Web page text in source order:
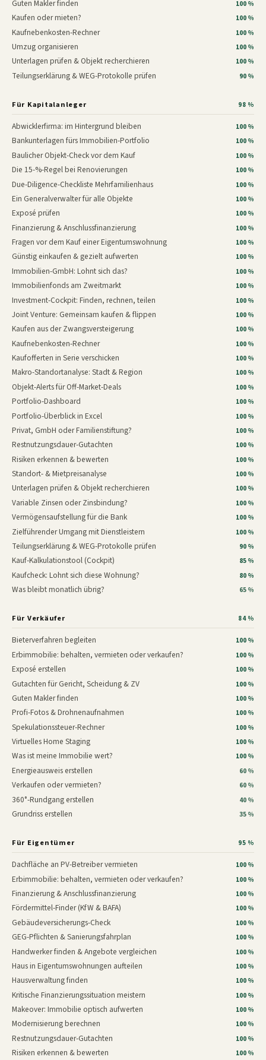
Guten Makler finden 100 %
Kaufen oder mieten? 100 %
Kaufnebenkosten-Rechner 100 %
Umzug organisieren 100 %
Unterlagen prüfen & Objekt recherchieren 100 %
Teilungserklärung & WEG-Protokolle prüfen 90 %
Für Kapitalanleger 98 %
Abwicklerfirma: im Hintergrund bleiben 100 %
Bankunterlagen fürs Immobilien-Portfolio 100 %
Baulicher Objekt-Check vor dem Kauf 100 %
Die 15-%-Regel bei Renovierungen 100 %
Due-Diligence-Checkliste Mehrfamilienhaus 100 %
Ein Generalverwalter für alle Objekte 100 %
Exposé prüfen 100 %
Finanzierung & Anschlussfinanzierung 100 %
Fragen vor dem Kauf einer Eigentumswohnung 100 %
Günstig einkaufen & gezielt aufwerten 100 %
Immobilien-GmbH: Lohnt sich das? 100 %
Immobilienfonds am Zweitmarkt 100 %
Investment-Cockpit: Finden, rechnen, teilen 100 %
Joint Venture: Gemeinsam kaufen & flippen 100 %
Kaufen aus der Zwangsversteigerung 100 %
Kaufnebenkosten-Rechner 100 %
Kaufofferten in Serie verschicken 100 %
Makro-Standortanalyse: Stadt & Region 100 %
Objekt-Alerts für Off-Market-Deals 100 %
Portfolio-Dashboard 100 %
Portfolio-Überblick in Excel 100 %
Privat, GmbH oder Familienstiftung? 100 %
Restnutzungsdauer-Gutachten 100 %
Risiken erkennen & bewerten 100 %
Standort- & Mietpreisanalyse 100 %
Unterlagen prüfen & Objekt recherchieren 100 %
Variable Zinsen oder Zinsbindung? 100 %
Vermögensaufstellung für die Bank 100 %
Zielführender Umgang mit Dienstleistern 100 %
Teilungserklärung & WEG-Protokolle prüfen 90 %
Kauf-Kalkulationstool (Cockpit) 85 %
Kaufcheck: Lohnt sich diese Wohnung? 80 %
Was bleibt monatlich übrig? 65 %
Für Verkäufer 84 %
Bieterverfahren begleiten 100 %
Erbimmobilie: behalten, vermieten oder verkaufen? 100 %
Exposé erstellen 100 %
Gutachten für Gericht, Scheidung & ZV 100 %
Guten Makler finden 100 %
Profi-Fotos & Drohnenaufnahmen 100 %
Spekulationssteuer-Rechner 100 %
Virtuelles Home Staging 100 %
Was ist meine Immobilie wert? 100 %
Energieausweis erstellen 60 %
Verkaufen oder vermieten? 60 %
360°-Rundgang erstellen 40 %
Grundriss erstellen 35 %
Für Eigentümer 95 %
Dachfläche an PV-Betreiber vermieten 100 %
Erbimmobilie: behalten, vermieten oder verkaufen? 100 %
Finanzierung & Anschlussfinanzierung 100 %
Fördermittel-Finder (KfW & BAFA) 100 %
Gebäudeversicherungs-Check 100 %
GEG-Pflichten & Sanierungsfahrplan 100 %
Handwerker finden & Angebote vergleichen 100 %
Haus in Eigentumswohnungen aufteilen 100 %
Hausverwaltung finden 100 %
Kritische Finanzierungssituation meistern 100 %
Makeover: Immobilie optisch aufwerten 100 %
Modernisierung berechnen 100 %
Restnutzungsdauer-Gutachten 100 %
Risiken erkennen & bewerten 100 %